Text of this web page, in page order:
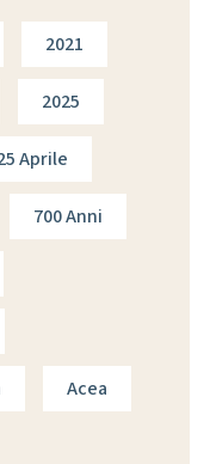
2021
2025
Aprile
700 Anni
Acea